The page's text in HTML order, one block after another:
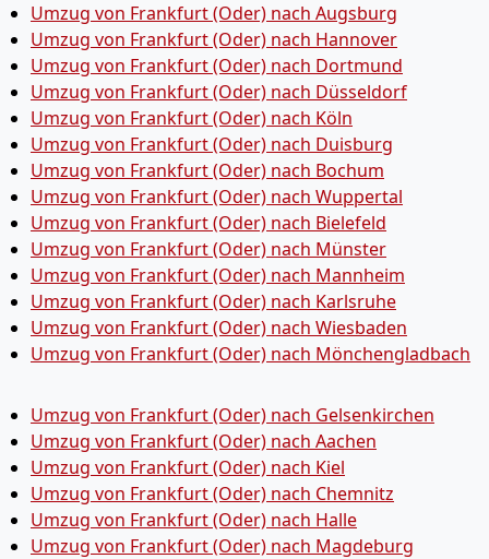
Umzug von Frankfurt (Oder) nach Augsburg
Umzug von Frankfurt (Oder) nach Hannover
Umzug von Frankfurt (Oder) nach Dortmund
Umzug von Frankfurt (Oder) nach Düsseldorf
Umzug von Frankfurt (Oder) nach Köln
Umzug von Frankfurt (Oder) nach Duisburg
Umzug von Frankfurt (Oder) nach Bochum
Umzug von Frankfurt (Oder) nach Wuppertal
Umzug von Frankfurt (Oder) nach Bielefeld
Umzug von Frankfurt (Oder) nach Münster
Umzug von Frankfurt (Oder) nach Mannheim
Umzug von Frankfurt (Oder) nach Karlsruhe
Umzug von Frankfurt (Oder) nach Wiesbaden
Umzug von Frankfurt (Oder) nach Mönchen­gladbach
Umzug von Frankfurt (Oder) nach Gelsenkirchen
Umzug von Frankfurt (Oder) nach Aachen
Umzug von Frankfurt (Oder) nach Kiel
Umzug von Frankfurt (Oder) nach Chemnitz
Umzug von Frankfurt (Oder) nach Halle
Umzug von Frankfurt (Oder) nach Magdeburg